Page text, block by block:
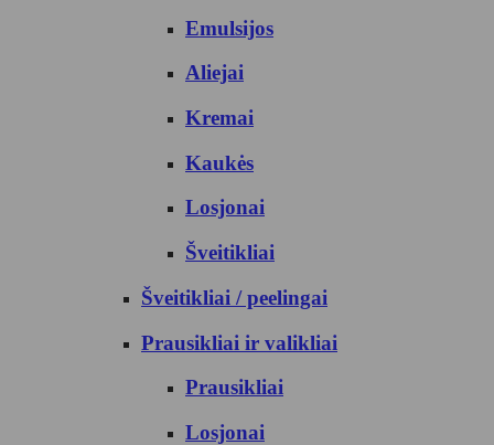
Emulsijos
Aliejai
Kremai
Kaukės
Losjonai
Šveitikliai
Šveitikliai / peelingai
Prausikliai ir valikliai
Prausikliai
Losjonai